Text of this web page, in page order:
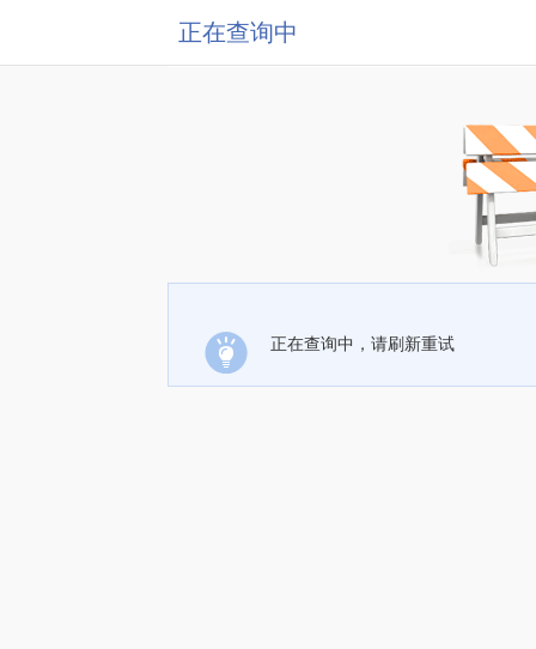
正在查询中
正在查询中，请刷新重试